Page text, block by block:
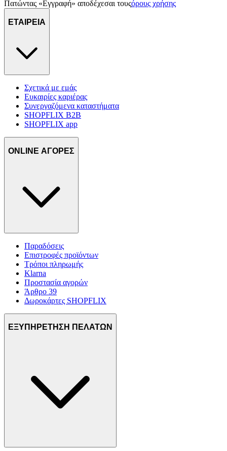
Πατώντας «Εγγραφή» αποδέχεσαι τουςόρους χρήσης
ΕΤΑΙΡΕΙΑ
Σχετικά με εμάς
Ευκαιρίες καριέρας
Συνεργαζόμενα καταστήματα
SHOPFLIX B2B
SHOPFLIX app
ONLINE ΑΓΟΡΕΣ
Παραδόσεις
Επιστροφές προϊόντων
Τρόποι πληρωμής
Klarna
Προστασία αγορών
Άρθρο 39
Δωροκάρτες SHOPFLIX
ΕΞΥΠΗΡΕΤΗΣΗ ΠΕΛΑΤΩΝ